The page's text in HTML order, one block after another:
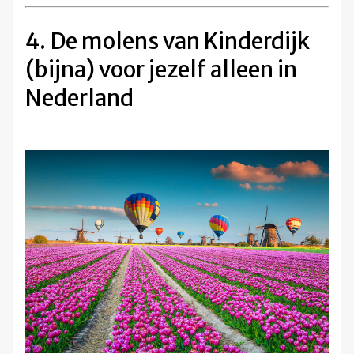
4. De molens van Kinderdijk
(bijna) voor jezelf alleen in
Nederland